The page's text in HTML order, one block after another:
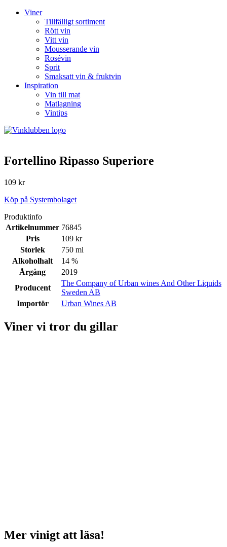
Viner
Tillfälligt sortiment
Rött vin
Vitt vin
Mousserande vin
Rosévin
Sprit
Smaksatt vin & fruktvin
Inspiration
Vin till mat
Matlagning
Vintips
Fortellino Ripasso Superiore
109 kr
Köp på Systembolaget
Produktinfo
Artikelnummer 76845
Pris
109 kr
Storlek
750 ml
Alkoholhalt
14 %
Årgång
2019
Producent
The Company of Urban wines And Other Liquids
Sweden AB
Importör
Urban Wines AB
Viner vi tror du gillar
Mer vinigt att läsa!